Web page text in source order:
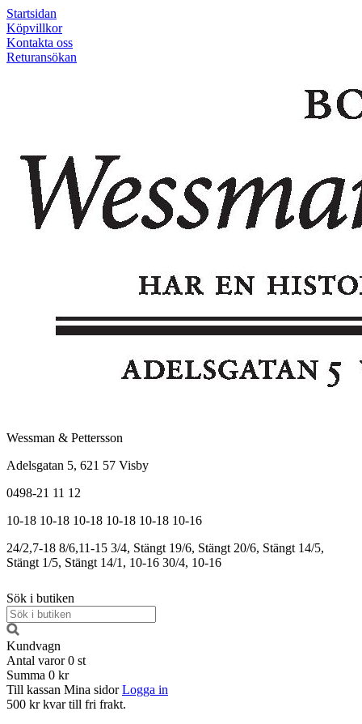
Startsidan
Köpvillkor
Kontakta oss
Returansökan
Wessman & Pettersson
Adelsgatan 5, 621 57 Visby
0498-21 11 12
10-18 10-18 10-18 10-18 10-18 10-16
24/2,7-18 8/6,11-15 3/4, Stängt 19/6, Stängt 20/6, Stängt 14/5,
Stängt 1/5, Stängt 14/1, 10-16 30/4, 10-16
Sök i butiken
Kundvagn
Antal varor 0 st
Summa 0 kr
Till kassan Mina sidor Logga in
500 kr kvar till fri frakt.